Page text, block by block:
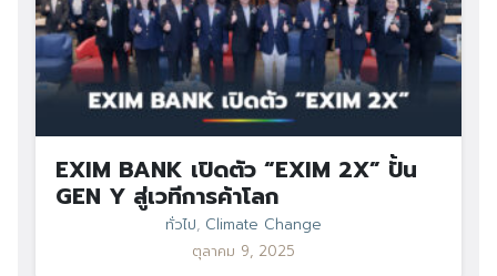
EXIM BANK เปิดตัว “EXIM 2X” ปั้น
GEN Y สู่เวทีการค้าโลก
ทั่วไป, Climate Change
ตุลาคม 9, 2025